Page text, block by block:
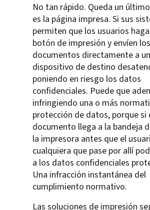
No tan rápido. Queda un
es la página impresa. Si sus
permiten que los usuarios
botón de impresión y envíen los
documentos directamente a un
dispositivo de destino
poniendo en riesgo los datos
confidenciales. Puede que
infringiendo una o más
protección de datos, porque si
documento llega a la bandeja
la impresora antes que el
cualquiera que pase por allí
a los datos confidenciales
Una infracción instantánea del
cumplimiento normativo.
Las soluciones de impresión